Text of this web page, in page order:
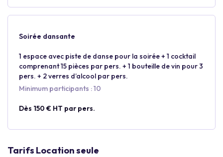
Soirée dansante
1 espace avec piste de danse pour la soirée + 1 cocktail
comprenant 15 pièces par pers. + 1 bouteille de vin pour 3
pers. + 2 verres d’alcool par pers.
Minimum participants : 10
Dès 150 € HT par pers.
Tarifs Location seule